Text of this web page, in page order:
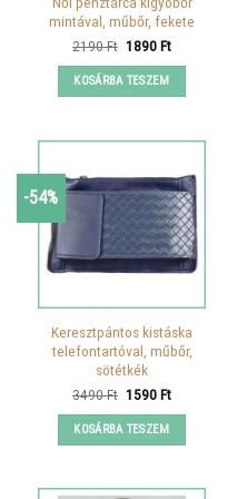
mintával, műbőr, fekete
2190Ft Original
was:
2190 Ft.
1890FtCurrent
KOSÁRBA TESZEM
-54%
Keresztpántos kistáska
telefontartóval, műbőr,
sötétkék
3490Ft Original
was:
3490 Ft.
1590FtCurrent
KOSÁRBA TESZEM